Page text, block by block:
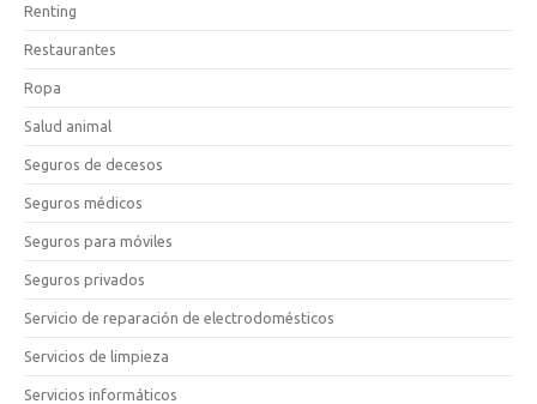
Renting
Restaurantes
Ropa
Salud animal
Seguros de decesos
Seguros médicos
Seguros para móviles
Seguros privados
Servicio de reparación de electrodomésticos
Servicios de limpieza
Servicios informáticos